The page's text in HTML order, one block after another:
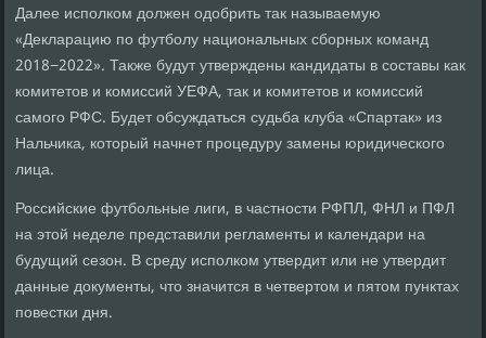
Далее исполком должен одобрить так называемую
«Декларацию по футболу национальных сборных команд
2018−2022». Также будут утверждены кандидаты в составы как
комитетов и комиссий УЕФА, так и комитетов и комиссий
самого РФС. Будет обсуждаться судьба клуба «Спартак» из
Нальчика, который начнет процедуру замены юридического
лица.
Российские футбольные лиги, в частности РФПЛ, ФНЛ и ПФЛ
на этой неделе представили регламенты и календари на
будущий сезон. В среду исполком утвердит или не утвердит
данные документы, что значится в четвертом и пятом пунктах
повестки дня.